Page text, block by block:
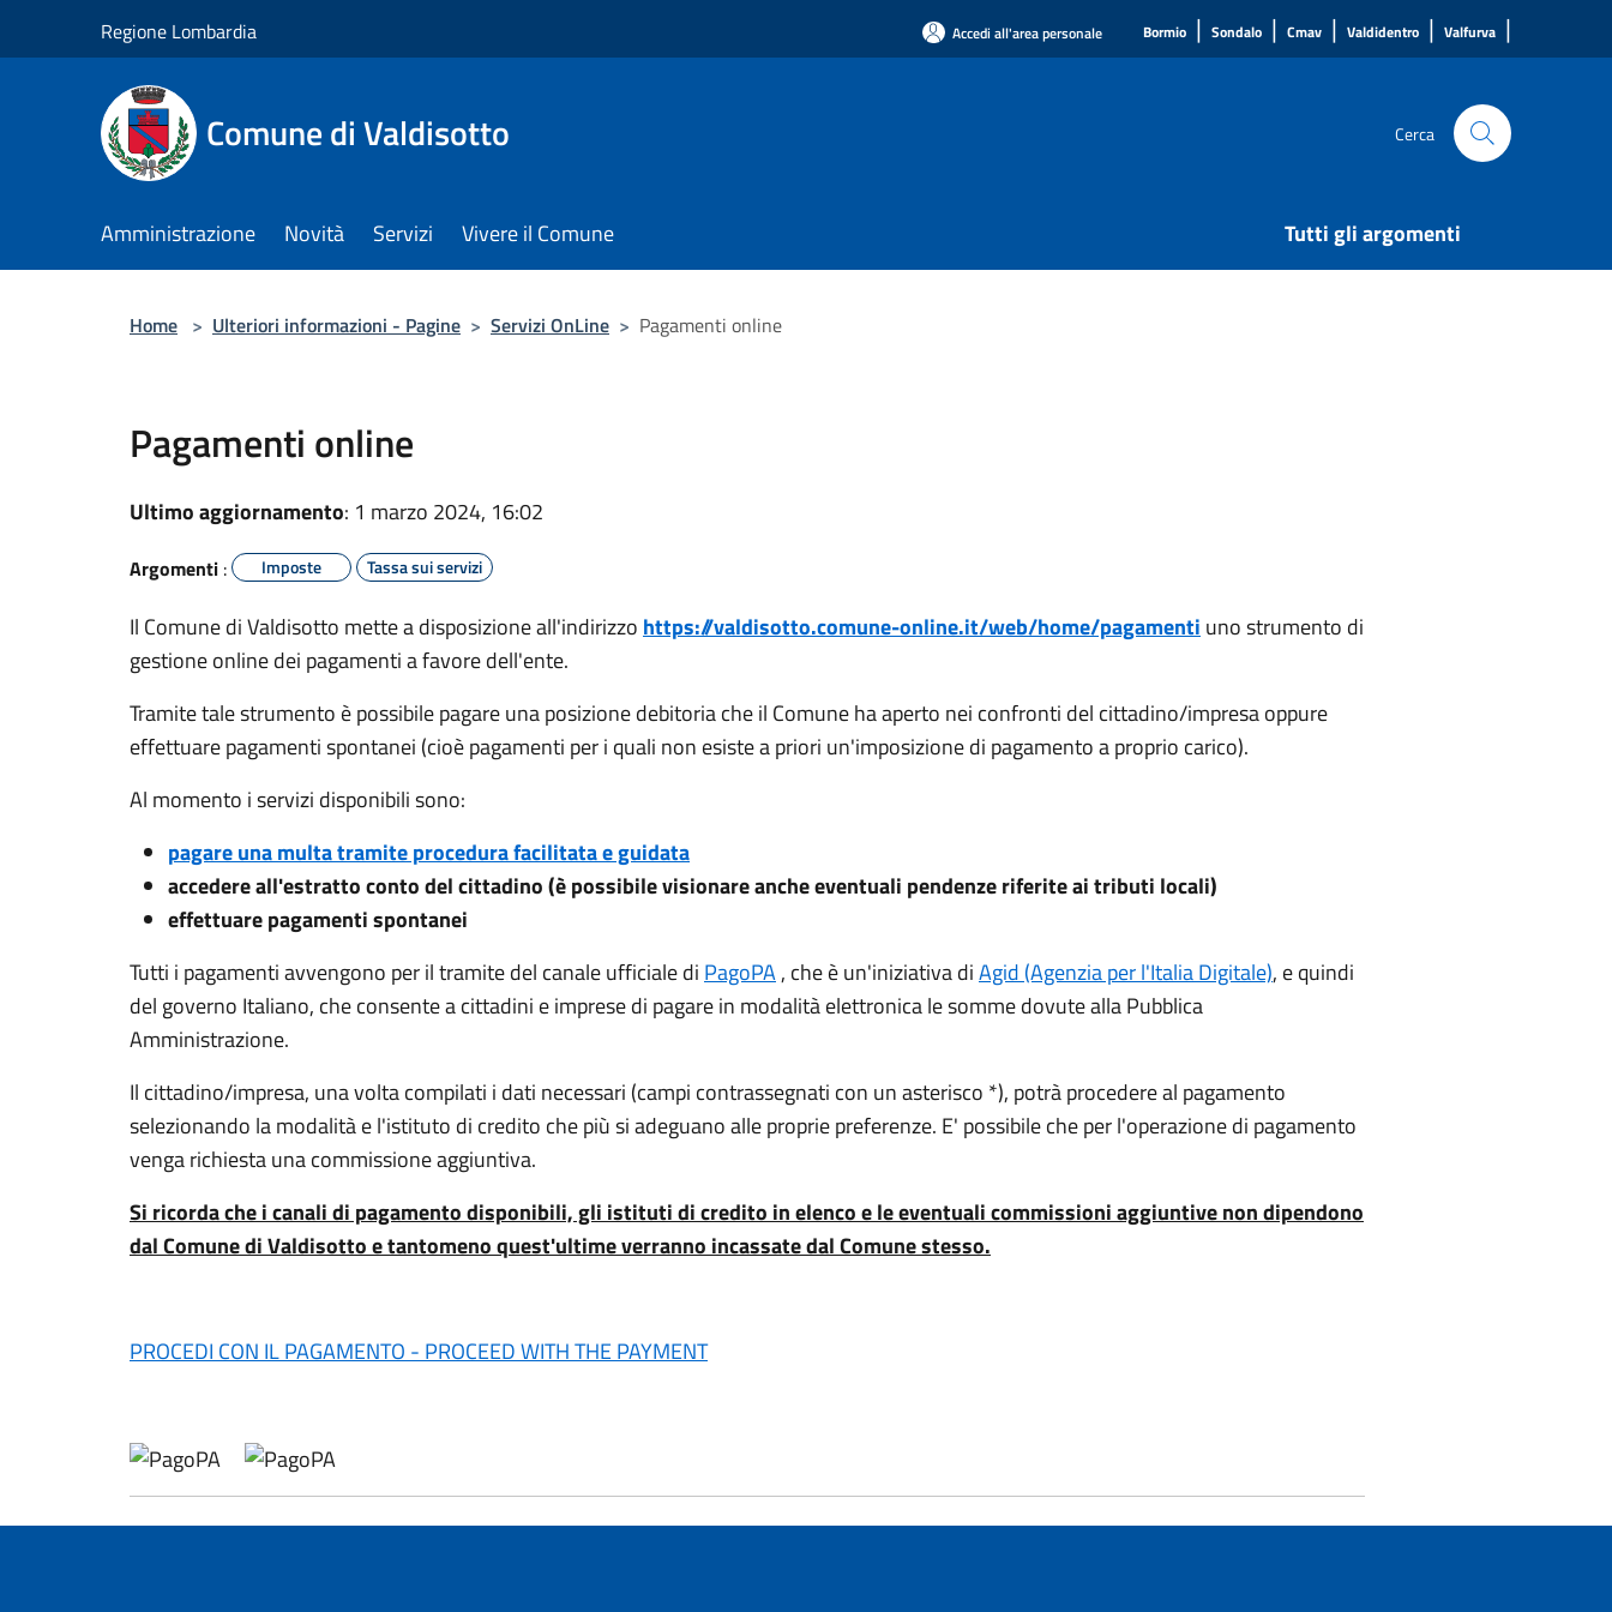
Regione Lombardia Accedi all'area personale Bormio | Sondalo | Cmav | Valdidentro | Valfurva |
Comune di Valdisotto Cerca
Amministrazione Novità Servizi Vivere il Comune Tutti gli argomenti
Home > Ulteriori informazioni - Pagine > Servizi OnLine > Pagamenti online
Pagamenti online
Ultimo aggiornamento: 1 marzo 2024, 16:02
Argomenti : Imposte Tassa sui servizi
Il Comune di Valdisotto mette a disposizione all'indirizzo https://valdisotto.comune-online.it/web/home/pagamenti uno strumento di
gestione online dei pagamenti a favore dell'ente.
Tramite tale strumento è possibile pagare una posizione debitoria che il Comune ha aperto nei confronti del cittadino/impresa oppure
effettuare pagamenti spontanei (cioè pagamenti per i quali non esiste a priori un'imposizione di pagamento a proprio carico).
Al momento i servizi disponibili sono:
pagare una multa tramite procedura facilitata e guidata
accedere all'estratto conto del cittadino (è possibile visionare anche eventuali pendenze riferite ai tributi locali)
effettuare pagamenti spontanei
Tutti i pagamenti avvengono per il tramite del canale ufficiale di PagoPA, che è un'iniziativa diAgid (Agenzia per l'Italia Digitale), e quindi
del governo Italiano, che consente a cittadini e imprese di pagare in modalità elettronica le somme dovute alla Pubblica
Amministrazione.
Il cittadino/impresa, una volta compilati i dati necessari (campi contrassegnati con un asterisco *), potrà procedere al pagamento
selezionando la modalità e l'istituto di credito che più si adeguano alle proprie preferenze. E' possibile che per l'operazione di pagamento
venga richiesta una commissione aggiuntiva.
Si ricorda che i canali di pagamento disponibili, gli istituti di credito in elenco e le eventuali commissioni aggiuntive non dipendono
dal Comune di Valdisotto e tantomeno quest'ultime verranno incassate dal Comune stesso.
PROCEDI CON IL PAGAMENTO - PROCEED WITH THE PAYMENT